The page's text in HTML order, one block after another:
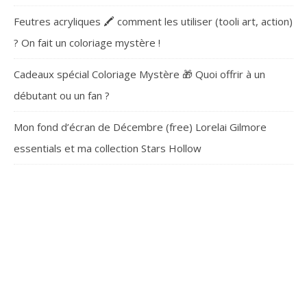
Feutres acryliques 🖍️ comment les utiliser (tooli art, action)
? On fait un coloriage mystère !
Cadeaux spécial Coloriage Mystère 🎁 Quoi offrir à un
débutant ou un fan ?
Mon fond d’écran de Décembre (free) Lorelai Gilmore
essentials et ma collection Stars Hollow